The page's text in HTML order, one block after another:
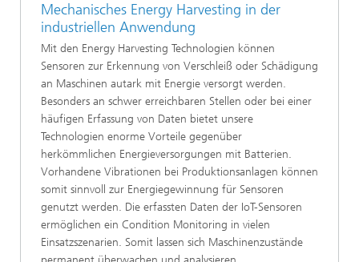
Mechanisches Energy Harvesting in der
industriellen Anwendung
Mit den Energy Harvesting Technologien können
Sensoren zur Erkennung von Verschleiß oder Schädigung
an Maschinen autark mit Energie versorgt werden.
Besonders an schwer erreichbaren Stellen oder bei einer
häufigen Erfassung von Daten bietet unsere
Technologien enorme Vorteile gegenüber
herkömmlichen Energieversorgungen mit Batterien.
Vorhandene Vibrationen bei Produktionsanlagen können
somit sinnvoll zur Energiegewinnung für Sensoren
genutzt werden. Die erfassten Daten der IoT-Sensoren
ermöglichen ein Condition Monitoring in vielen
Einsatzszenarien. Somit lassen sich Maschinenzustände